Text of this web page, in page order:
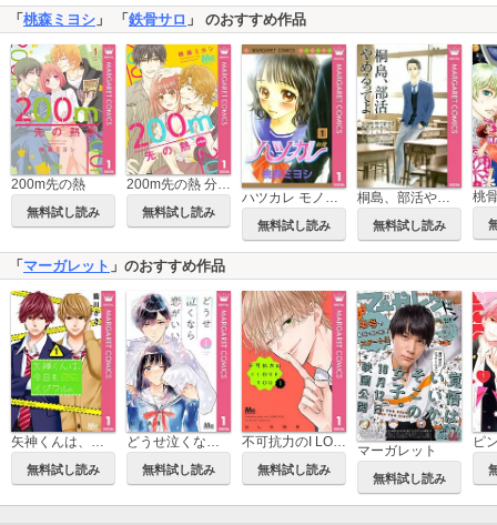
「 桃森ミヨシ 」 「 鉄骨サロ 」 のおすすめ作品
200m先の熱
無料試し読み
200m先の熱 分冊版
無料試し読み
無料試し読み 無料試し読み
「マーガレット 」のおすすめ作品
矢神くんは、今日もイジワル。
無料試し読み
どうせ泣くなら恋がいい
無料試し読み
不可抗力のI LOVE YOU
無料試し読み
マーガレット
無料試し読み